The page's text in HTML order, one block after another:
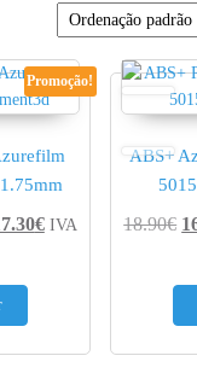
Promoção!
€Price range:
IVA
ABS+
18.90€